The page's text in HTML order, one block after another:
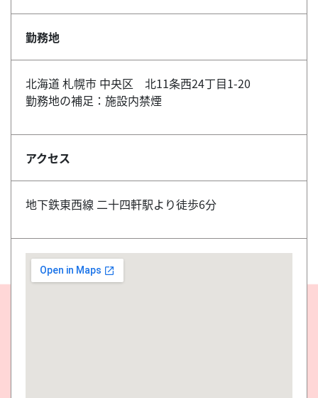
勤務地
北海道 札幌市 中央区 北11条西24丁目1-20
勤務地の補足：施設内禁煙
アクセス
地下鉄東西線 二十四軒駅より徒歩6分